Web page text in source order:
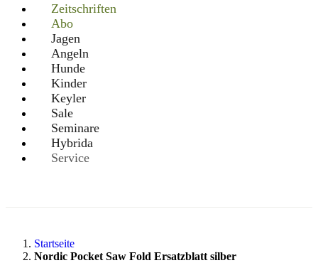
Zeitschriften
Abo
Jagen
Angeln
Hunde
Kinder
Keyler
Sale
Seminare
Hybrida
Service
Startseite
Nordic Pocket Saw Fold Ersatzblatt silber